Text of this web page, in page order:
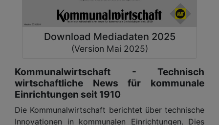
Download Mediadaten 2025
(Version Mai 2025)
Kommunalwirtschaft - Technisch
wirtschaftliche News für kommunale
Einrichtungen seit 1910
Die Kommunalwirtschaft berichtet über technische
Innovationen in kommunalen Einrichtungen. Dies